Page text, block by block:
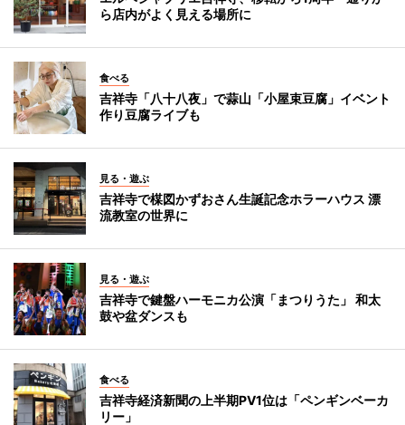
ら店内がよく見える場所に
食べる
吉祥寺「八十八夜」で蒜山「小屋束豆腐」イベント
作り豆腐ライブも
見る・遊ぶ
吉祥寺で楳図かずおさん生誕記念ホラーハウス 漂
流教室の世界に
見る・遊ぶ
吉祥寺で鍵盤ハーモニカ公演「まつりうた」 和太
鼓や盆ダンスも
食べる
吉祥寺経済新聞の上半期PV1位は「ペンギンベーカ
リー」